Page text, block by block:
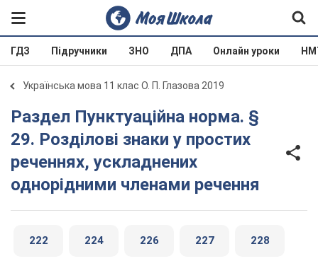
ГДЗ Підручники ЗНО ДПА Онлайн уроки
Українська мова 11 клас О. П. Глазова 2019
Раздел Пунктуаційна норма. §
29. Розділові знаки у простих
реченнях, ускладнених
однорідними членами речення
222 224 226 227 228